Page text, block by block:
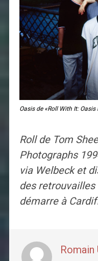
Oasis de «Roll With It:
Roll de Tom
Photographs
via Welbeck et
des retrouvailles
démarre à
Romain